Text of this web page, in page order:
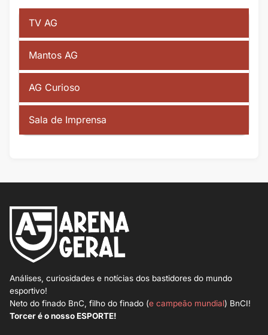
TV AG
Mantos AG
AG Curioso
Sala de Imprensa
Análises, curiosidades e notícias dos bastidores do mundo
esportivo!
Neto do finado BnC, filho do finado (e campeão mundial) BnCI!
Torcer é o nosso ESPORTE!